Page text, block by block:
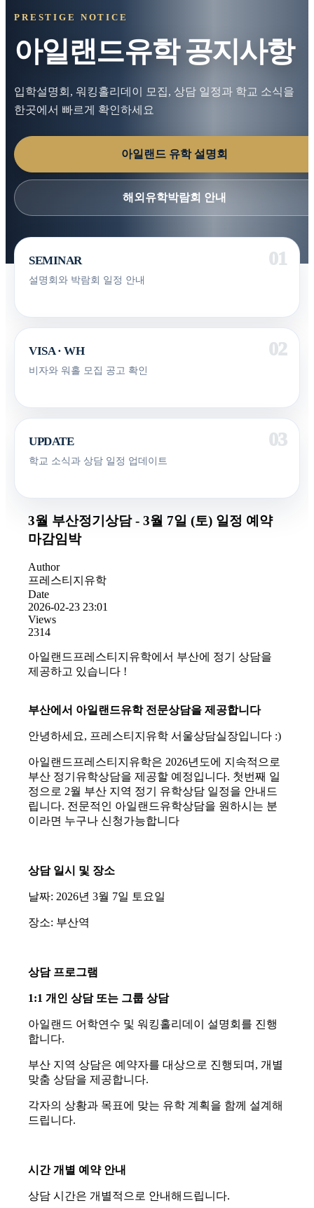
PRESTIGE NOTICE
아일랜드유학 공지사항
입학설명회, 워킹홀리데이 모집, 상담 일정과 학교 소식을
한곳에서 빠르게 확인하세요
아일랜드 유학 설명회
해외유학박람회 안내
SEMINAR
설명회와 박람회 일정 안내
VISA · WH
비자와 워홀 모집 공고 확인
UPDATE
학교 소식과 상담 일정 업데이트
3월 부산정기상담 - 3월 7일 (토) 일정 예약
마감임박
Author
프레스티지유학
Date
2026-02-23 23:01
Views
2314
아일랜드프레스티지유학에서 부산에 정기 상담을
제공하고 있습니다 !
부산에서 아일랜드유학 전문상담을 제공합니다
안녕하세요, 프레스티지유학 서울상담실장입니다 :)
아일랜드프레스티지유학은 2026년도에 지속적으로
부산 정기유학상담을 제공할 예정입니다. 첫번째 일
정으로 2월 부산 지역 정기 유학상담 일정을 안내드
립니다. 전문적인 아일랜드유학상담을 원하시는 분
이라면 누구나 신청가능합니다
상담 일시 및 장소
날짜: 2026년 3월 7일 토요일
장소: 부산역
상담 프로그램
1:1 개인 상담 또는 그룹 상담
아일랜드 어학연수 및 워킹홀리데이 설명회를 진행
합니다.
부산 지역 상담은 예약자를 대상으로 진행되며, 개별
맞춤 상담을 제공합니다.
각자의 상황과 목표에 맞는 유학 계획을 함께 설계해
드립니다.
시간 개별 예약 안내
상담 시간은 개별적으로 안내해드립니다.